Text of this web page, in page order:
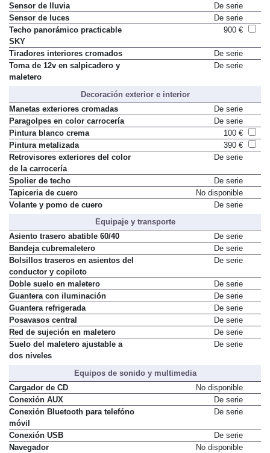
Sensor de lluvia
De serie
Sensor de luces
De serie
Techo panorámico practicable
SKY
900 €
Tiradores interiores cromados
De serie
Toma de 12v en salpicadero y
maletero
De serie
Decoración exterior e interior
Manetas exteriores cromadas
De serie
Paragolpes en color carrocería
De serie
Pintura blanco crema
100 €
Pintura metalizada
390 €
Retrovisores exteriores del color
de la carrocería
De serie
Spolier de techo
De serie
Tapiceria de cuero
No disponible
Volante y pomo de cuero
De serie
Equipaje y transporte
Asiento trasero abatible 60/40
De serie
Bandeja cubremaletero
De serie
Bolsillos traseros en asientos del
conductor y copiloto
De serie
Doble suelo en maletero
De serie
Guantera con iluminación
De serie
Guantera refrigerada
De serie
Posavasos central
De serie
Red de sujeción en maletero
De serie
Suelo del maletero ajustable a
dos niveles
De serie
Equipos de sonido y multimedia
Cargador de CD
No disponible
Conexión AUX
De serie
Conexión Bluetooth para telefóno
móvil
De serie
Conexión USB
De serie
Navegador
No disponible